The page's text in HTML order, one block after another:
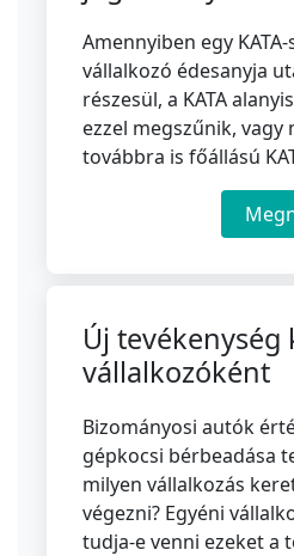
Amennyiben egy
vállalkozó édesanyja
részesül, a KATA
ezzel megszűnik, vagy
továbbra is főállású
Új tevékenység
vállalkozóként
Bizományosi autók
gépkocsi bérbeadása
milyen vállalkozás
végezni? Egyéni
tudja-e venni ezeket a